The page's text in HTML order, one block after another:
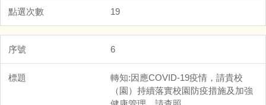
19
6
轉知:因應COVID-19疫情，請貴校
（園）持續落實校園防疫措施及加強